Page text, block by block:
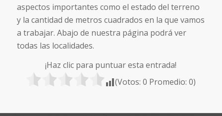
aspectos importantes como el estado del terreno
y la cantidad de metros cuadrados en la que vamos
a trabajar. Abajo de nuestra página podrá ver
todas las localidades.
¡Haz clic para puntuar esta entrada!
(Votos:0 Promedio:0)